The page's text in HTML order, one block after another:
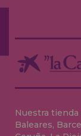
Nuestra
Baleares,